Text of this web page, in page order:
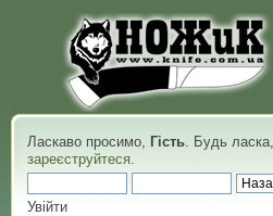
Ласкаво просимо, Гість. Будь ласка,
зареєструйтеся.
Увійти